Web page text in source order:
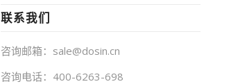
联系我们
咨询邮箱：sale@dosin.cn
咨询电话：400-6263-698